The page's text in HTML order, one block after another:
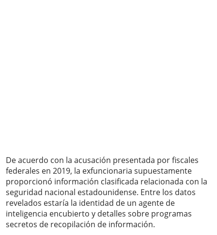
De acuerdo con la acusación presentada por fiscales
federales en 2019, la exfuncionaria supuestamente
proporcionó información clasificada relacionada con la
seguridad nacional estadounidense. Entre los datos
revelados estaría la identidad de un agente de
inteligencia encubierto y detalles sobre programas
secretos de recopilación de información.